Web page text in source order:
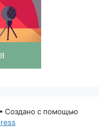
Создано с помощью